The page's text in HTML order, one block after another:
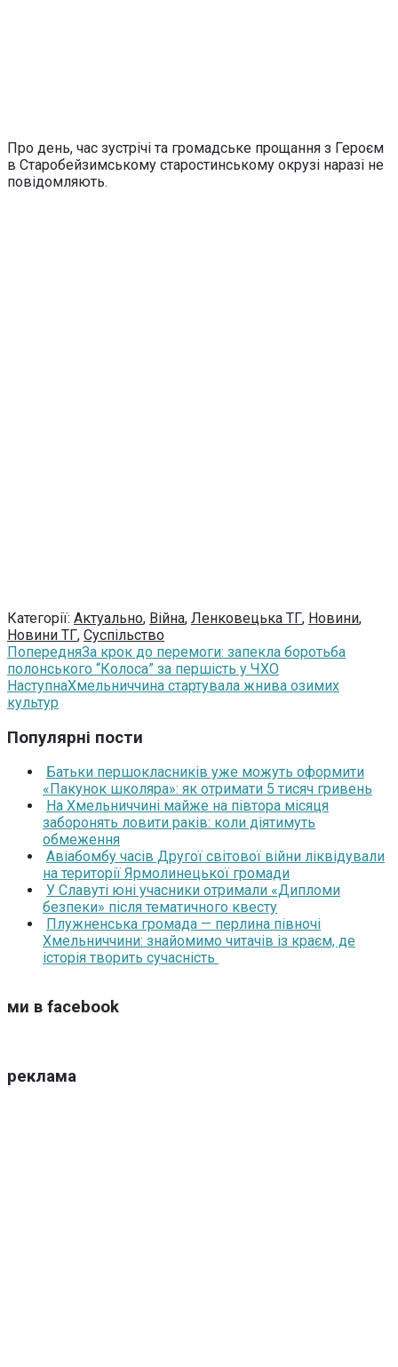
Про день, час зустрічі та громадське прощання з Героєм
в Старобейзимському старостинському окрузі наразі не
повідомляють.
Категорії: Актуально, Війна, Ленковецька ТГ, Новини,
Новини ТГ, Суспільство
ПопередняЗа крок до перемоги: запекла боротьба
полонського “Колоса” за першість у ЧХО
НаступнаХмельниччина стартувала жнива озимих
культур
Популярні пости
Батьки першокласників уже можуть оформити
«Пакунок школяра»: як отримати 5 тисяч гривень
На Хмельниччині майже на півтора місяця
заборонять ловити раків: коли діятимуть
обмеження
Авіабомбу часів Другої світової війни ліквідували
на території Ярмолинецької громади
У Славуті юні учасники отримали «Дипломи
безпеки» після тематичного квесту
Плужненська громада — перлина півночі
Хмельниччини: знайомимо читачів із краєм, де
історія творить сучасність
ми в facebook
реклама